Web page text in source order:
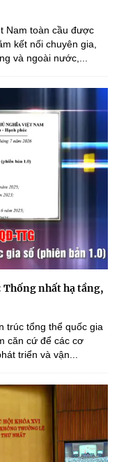
Nam toàn cầu được
kết nối chuyên gia,
và ngoài nước,...
nhất hạ tầng,
trúc tổng thể quốc gia
căn cứ để các cơ
triển và vận...